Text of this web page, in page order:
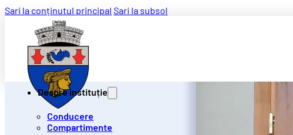
Sari la conținutul principal Sari la subsol
Despre instituție
Conducere
Compartimente